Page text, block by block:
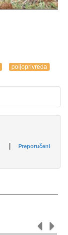
poljoprivreda
Preporučeni
|